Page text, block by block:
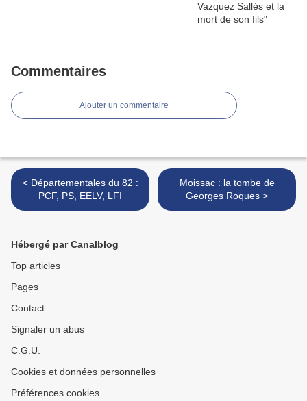
Commentaires
Ajouter un commentaire
< Départementales du 82 :
PCF, PS, EELV, LFI
Moissac : la tombe de
Georges Roques >
Hébergé par Canalblog
Top articles
Pages
Contact
Signaler un abus
C.G.U.
Cookies et données personnelles
Préférences cookies